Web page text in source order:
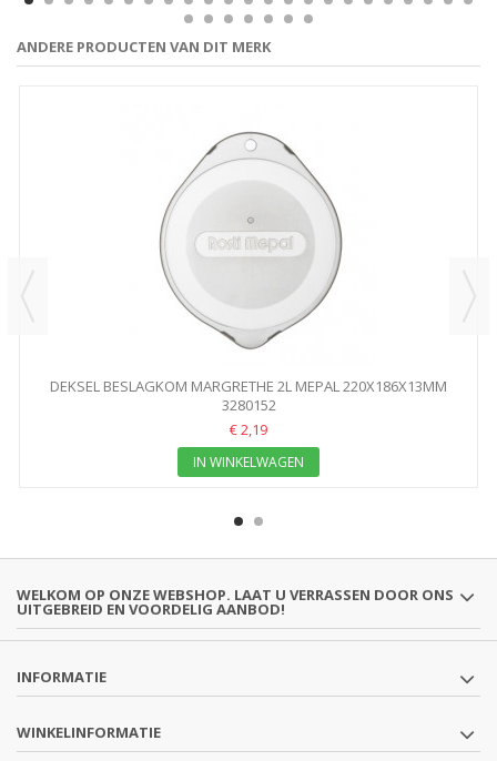
ANDERE PRODUCTEN VAN DIT MERK
DEKSEL BESLAGKOM MARGRETHE 2L MEPAL 220X186X13MM
3280152
€ 2,19
IN WINKELWAGEN
WELKOM OP ONZE WEBSHOP. LAAT U VERRASSEN DOOR ONS
UITGEBREID EN VOORDELIG AANBOD!
INFORMATIE
WINKELINFORMATIE